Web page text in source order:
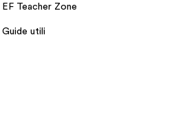
EF Teacher Zone
Guide utili